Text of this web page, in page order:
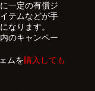
一定の有償ジ
テムなどが手
なります。
のキャンペー
ムを購入しても